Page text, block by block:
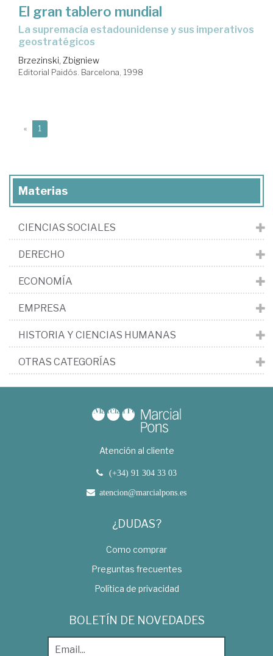
El gran tablero mundial
la supremacía estadounidense y sus imperativos
geostratégicos
Brzezinski, Zbigniew
Editorial Paidós. Barcelona, 1998
« 1
Materias
CIENCIAS SOCIALES
DERECHO
ECONOMÍA
EMPRESA
HISTORIA Y CIENCIAS HUMANAS
OTRAS CATEGORÍAS
Atención al cliente
(+34) 91 304 33 03
atencion@marcialpons.es
¿DUDAS?
Como comprar
Preguntas frecuentes
Política de privacidad
BOLETÍN DE NOVEDADES